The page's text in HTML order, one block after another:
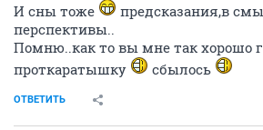
И сны тоже
предсказания,в
перспективы..
Помню..как то вы мне так хорошо
проткаратышку
сбылось
ОТВЕТИТЬ